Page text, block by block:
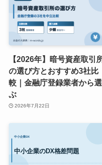
【2026年】暗号資産取引
の選び方とおすすめ3社比
較｜金融庁登録業者から選
ぶ
2026年7月22日